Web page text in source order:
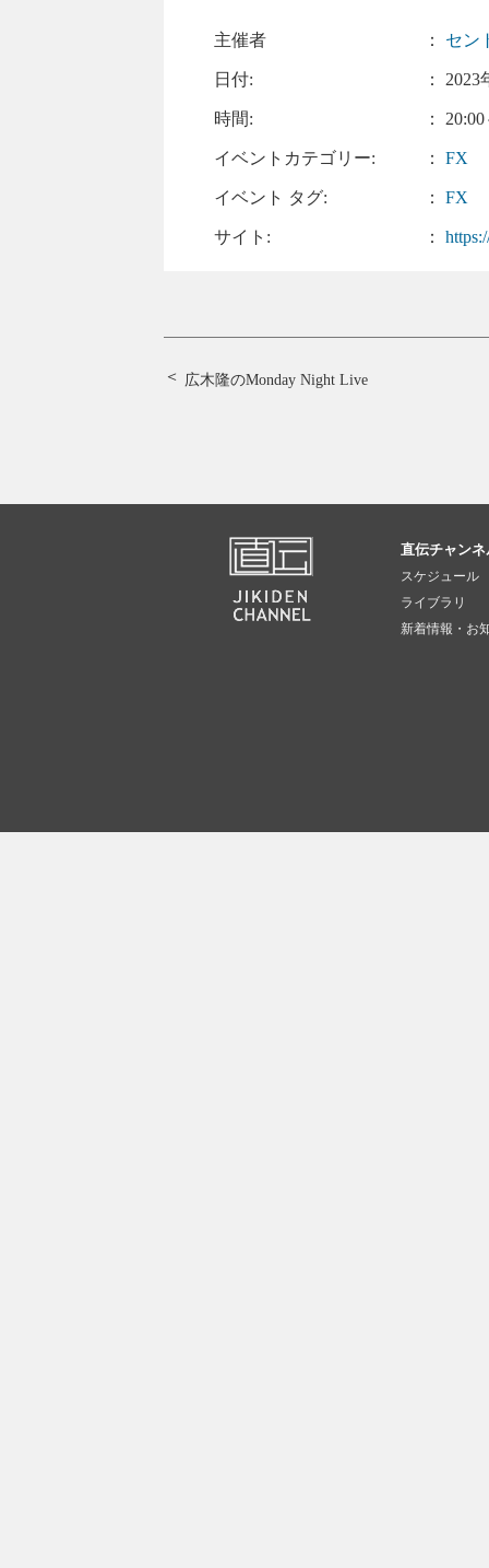
主催者 ： セン
日付: ： 2023
時間: ：
イベントカテゴリー: ：FX
イベント タグ: ：FX
サイト: ：
広木隆のMonday Night Live
直伝チャン
スケジュール
ライブラリ
新着情報・お